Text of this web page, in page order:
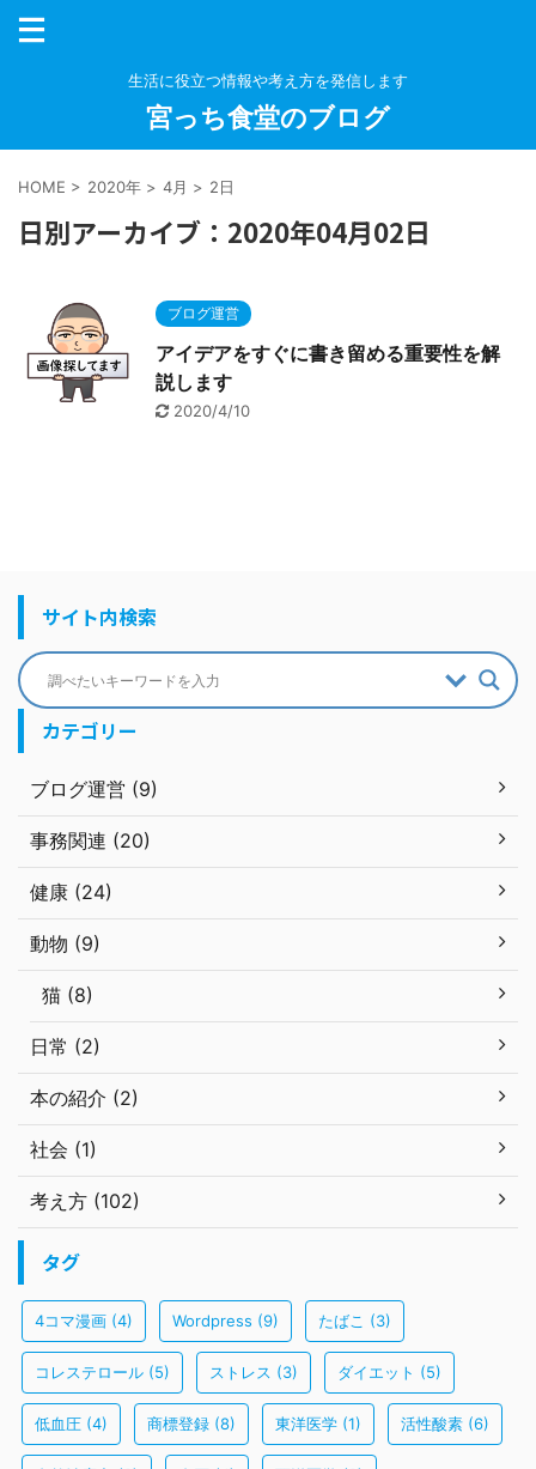
生活に役立つ情報や考え方を発信します
宮っち食堂のブログ
HOME > 2020年 > 4月 > 2日
日別アーカイブ：2020年04月02日
ブログ運営
アイデアをすぐに書き留める重要性を解
説します
2020/4/10
サイト内検索
カテゴリー
ブログ運営 (9)
事務関連 (20)
健康 (24)
動物 (9)
猫 (8)
日常 (2)
本の紹介 (2)
社会 (1)
考え方 (102)
タグ
4コマ漫画 (4) Wordpress (9) たばこ (3)
コレステロール (5) ストレス (3) ダイエット (5)
低血圧 (4) 商標登録 (8) 東洋医学 (1) 活性酸素 (6)